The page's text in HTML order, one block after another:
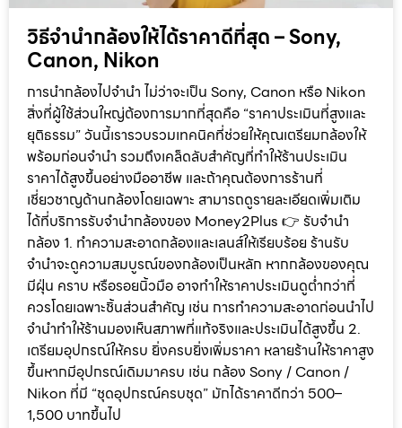
วิธีจำนำกล้องให้ได้ราคาดีที่สุด – Sony,
Canon, Nikon
การนำกล้องไปจำนำ ไม่ว่าจะเป็น Sony, Canon หรือ Nikon
สิ่งที่ผู้ใช้ส่วนใหญ่ต้องการมากที่สุดคือ “ราคาประเมินที่สูงและ
ยุติธรรม” วันนี้เรารวบรวมเทคนิคที่ช่วยให้คุณเตรียมกล้องให้
พร้อมก่อนจำนำ รวมถึงเคล็ดลับสำคัญที่ทำให้ร้านประเมิน
ราคาได้สูงขึ้นอย่างมืออาชีพ และถ้าคุณต้องการร้านที่
เชี่ยวชาญด้านกล้องโดยเฉพาะ สามารถดูรายละเอียดเพิ่มเติม
ได้ที่บริการรับจำนำกล้องของ Money2Plus 👉 รับจำนำ
กล้อง 1. ทำความสะอาดกล้องและเลนส์ให้เรียบร้อย ร้านรับ
จำนำจะดูความสมบูรณ์ของกล้องเป็นหลัก หากกล้องของคุณ
มีฝุ่น คราบ หรือรอยนิ้วมือ อาจทำให้ราคาประเมินดูต่ำกว่าที่
ควรโดยเฉพาะชิ้นส่วนสำคัญ เช่น การทำความสะอาดก่อนนำไป
จำนำทำให้ร้านมองเห็นสภาพที่แท้จริงและประเมินได้สูงขึ้น 2.
เตรียมอุปกรณ์ให้ครบ ยิ่งครบยิ่งเพิ่มราคา หลายร้านให้ราคาสูง
ขึ้นหากมีอุปกรณ์เดิมมาครบ เช่น กล้อง Sony / Canon /
Nikon ที่มี “ชุดอุปกรณ์ครบชุด” มักได้ราคาดีกว่า 500–
1,500 บาทขึ้นไป